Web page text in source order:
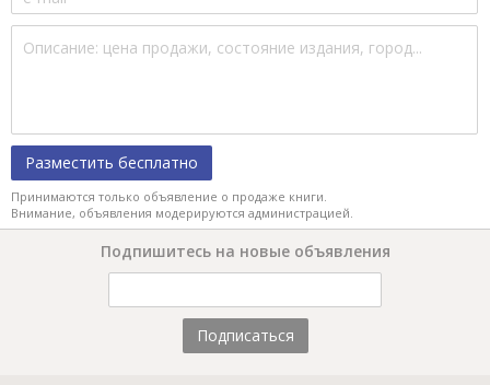
Разместить бесплатно
Принимаются только объявление о продаже книги.
Внимание, объявления модерируются администрацией.
Подпишитесь на новые объявления
Подписаться